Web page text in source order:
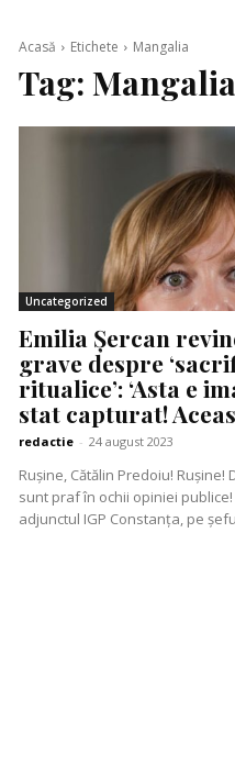
Acasă Etichete Mangalia
Tag: Mangalia
Uncategorized
Emilia Șercan
grave despre
ritualice’: ‘Asta e
stat capturat!
redactie - 24 august 2023
Rușine, Cătălin Predoiu!
sunt praf în ochii opiniei publice! Să-i demiți doar pe
adjunctul IGP Constanța, pe